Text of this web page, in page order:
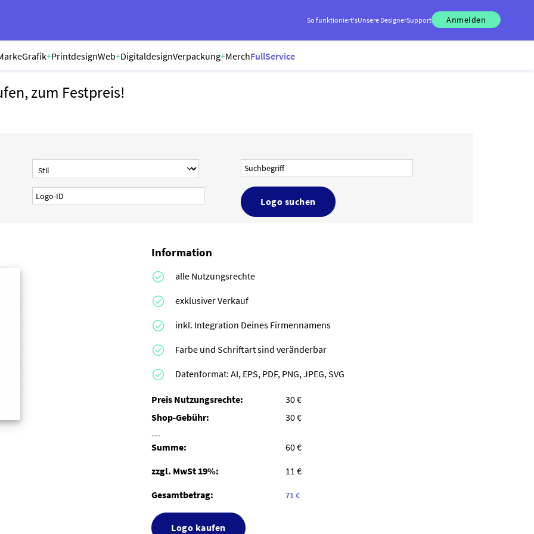
So funktioniert'sUnsere DesignerSupport Anmelden
Grafik+PrintdesignWeb+DigitaldesignVerpackung+MerchFullService
zum Festpreis!
Logo suchen
Information
alle Nutzungsrechte
exklusiver Verkauf
inkl. Integration Deines Firmennamens
Farbe und Schriftart sind veränderbar
Datenformat: AI, EPS, PDF, PNG, JPEG, SVG
Preis Nutzungsrechte:
30 €
Shop-Gebühr:
30 €
---
Summe:
60 €
zzgl. MwSt 19%:
11 €
Gesamtbetrag:
71 €
Logo kaufen